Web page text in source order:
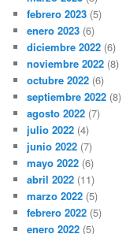
febrero 2023 (5)
enero 2023 (6)
diciembre 2022 (6)
noviembre 2022 (8)
octubre 2022 (6)
septiembre 2022 (8)
agosto 2022 (7)
julio 2022 (4)
junio 2022 (7)
mayo 2022 (6)
abril 2022 (11)
marzo 2022 (5)
febrero 2022 (5)
enero 2022 (5)